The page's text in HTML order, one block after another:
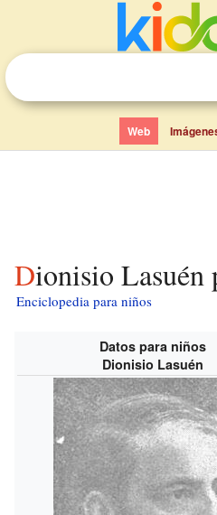
Web
Dionisio
Enciclopedia para niños
Datos para niños
Dionisio Lasuén